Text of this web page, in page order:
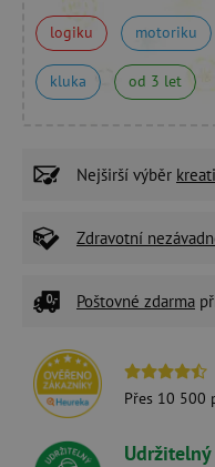
logiku motoriku
kluka od 3 let
Nejširší výběr
Zdravotní
Poštovné zdarma
Přes 10 500